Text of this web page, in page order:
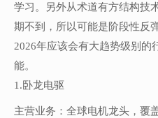
学习。另外从术道有方结构技
期不到，所以可能是阶段性反
2026年应该会有大趋势级别的
能。
1.卧龙电驱
主营业务：全球电机龙头，覆